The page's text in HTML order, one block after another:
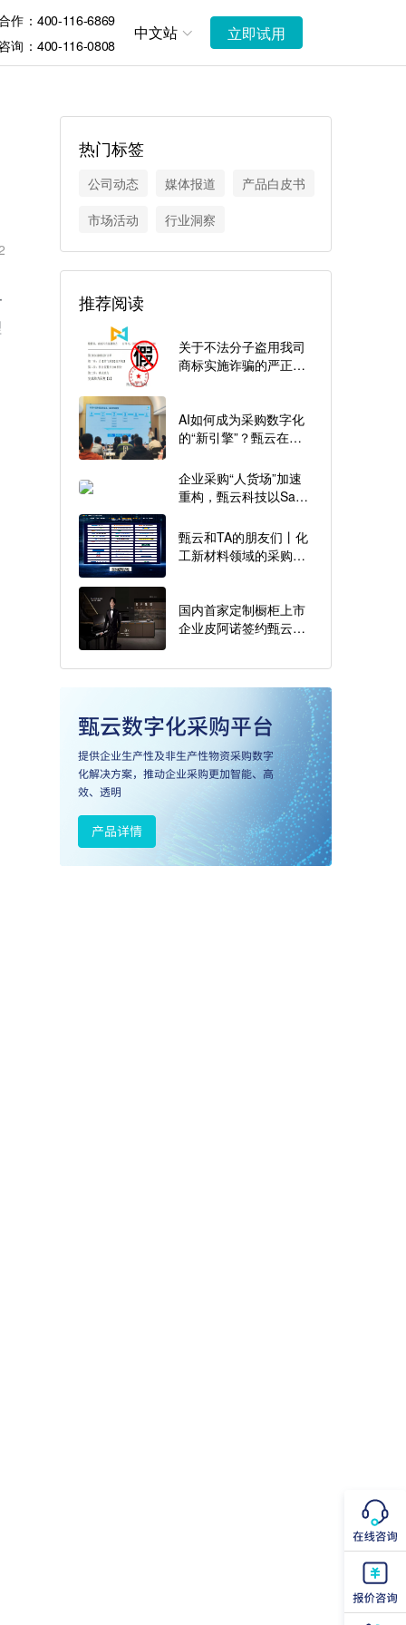
作：400-116-6869
询：400-116-0808
中文站 立即试用
热门标签
公司动态 媒体报道
产品白皮书
市场活动
行业洞察
推荐阅读
关于不法分子盗用我司
商标实施诈骗的严正声
AI如何成为采购数字化
的“新引擎”？甄云在这
企业采购“人货场”加速
重构，甄云科技以SaaS
甄云和TA的朋友们丨化
工新材料领域的采购数
国内首家定制橱柜上市
企业皮阿诺签约甄云，
标杆